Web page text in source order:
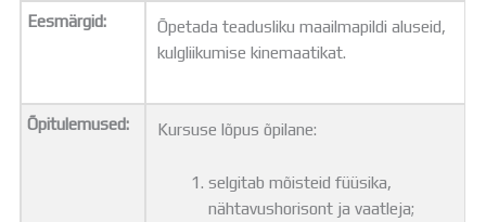
Õpilasesindus
Kontaktid
Tööpakkumised
Eesmärgid:
Õpetada teadusliku maailmapildi aluseid,
kulgliikumise kinemaatikat.
Õpitulemused: Kursuse lõpus õpilane:
selgitab mõisteid füüsika,
nähtavushorisont ja vaatleja;